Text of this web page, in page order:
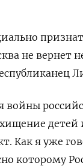
не вернет
Как я уже
которому